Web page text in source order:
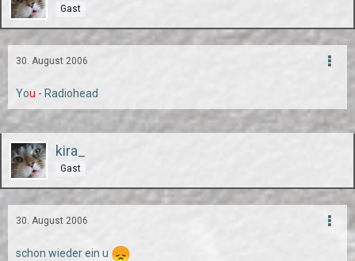
Gast
30. August 2006
You - Radiohead
kira_
Gast
30. August 2006
schon wieder ein u